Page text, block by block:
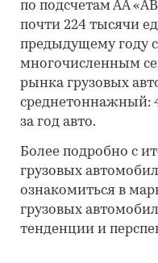
по подсчетам АА
почти 224 тысячи
предыдущему году
многочисленным
рынка грузовых
среднетоннажный:
за год авто.
Более подробно с
грузовых
ознакомиться в
грузовых
тенденции и